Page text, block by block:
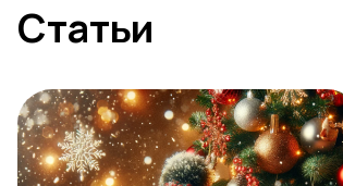
Статьи